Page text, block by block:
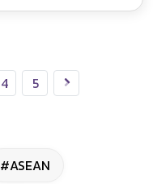
4 5
#ASEAN